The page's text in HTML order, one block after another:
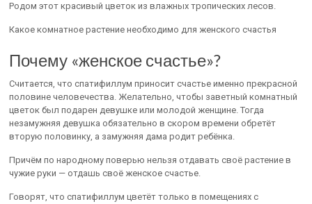
Родом этот красивый цветок из влажных тропических лесов.
Какое комнатное растение необходимо для женского счастья
Почему «женское счастье»?
Считается, что спатифиллум приносит счастье именно прекрасной
половине человечества. Желательно, чтобы заветный комнатный
цветок был подарен девушке или молодой женщине. Тогда
незамужняя девушка обязательно в скором времени обретёт
вторую половинку, а замужняя дама родит ребёнка.
Причём по народному поверью нельзя отдавать своё растение в
чужие руки — отдашь своё женское счастье.
Говорят, что спатифиллум цветёт только в помещениях с